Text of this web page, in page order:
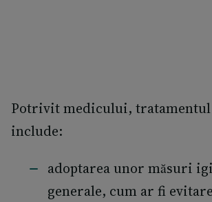
Potrivit medicului, tratamentul
include:
adoptarea unor măsuri
generale, cum ar fi